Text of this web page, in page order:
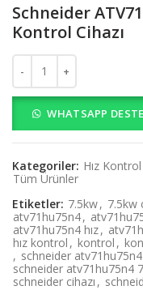
Schneider
Kontrol Cihazı
Schneider
WHATSAPP
Kategoriler: Hız
Tüm Ürünler
Etiketler: 7.5kw, 7.5kw
atv71hu75n4,
atv71hu75n4 hız,
hız kontrol , kontrol ,
, schneider atv71hu75n4
schneider atv71hu75n4
schneider cihazı ,